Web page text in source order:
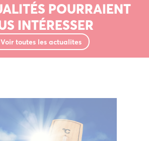
POURRAIENT
INTÉRESSER
Voir toutes les actualites